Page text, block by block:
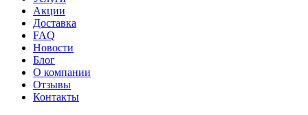
Акции
Доставка
FAQ
Новости
Блог
О компании
Отзывы
Контакты